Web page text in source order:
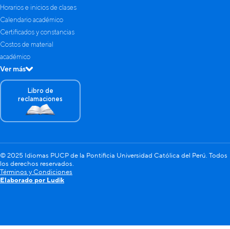
Horarios e inicios de clases
Calendario académico
Certificados y constancias
Costos de material
académico
Ver más
Libro de
reclamaciones
© 2025 Idiomas PUCP de la Pontificia Universidad Católica del Perú. Todos
los derechos reservados.
Términos y Condiciones
Elaborado por Ludik